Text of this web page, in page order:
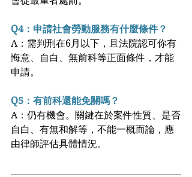
Q4：申請社會勞動服務有什麼條件？
A：需判刑在6月以下，且法院認可你有
悔意、自白、無前科等正面條件，才能
申請。
Q5：有前科還能免關嗎？
A：仍有機會。關鍵在於案件性質、是否
自白、有無和解等，不能一概而論，應
由律師評估具體情況。